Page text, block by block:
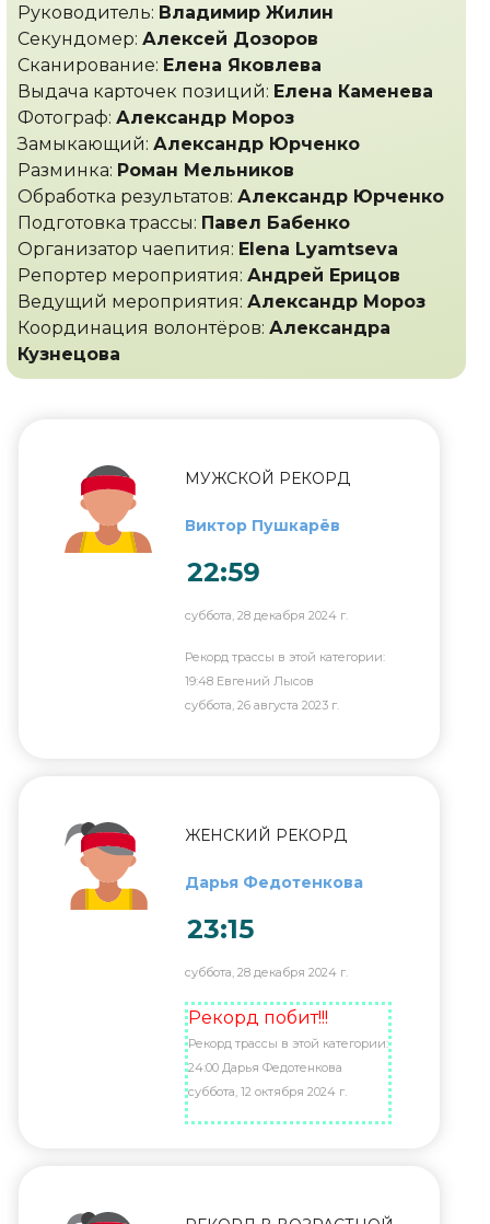
МУЖСКОЙ РЕКОРД
Виктор Пушкарёв
22:59
суббота, 28 декабря 2024 г.
Рекорд трассы в этой категории:
19:48 Евгений Лысов
суббота, 26 августа 2023 г.
ЖЕНСКИЙ РЕКОРД
Дарья Федотенкова
23:15
суббота, 28 декабря 2024 г.
Рекорд побит!!!
Рекорд трассы в этой категории:
24:00 Дарья Федотенкова
суббота, 12 октября 2024 г.
Руководитель: Владимир Жилин
Секундомер: Алексей Дозоров
Сканирование: Елена Яковлева
Выдача карточек позиций: Елена Каменева
Фотограф: Александр Мороз
Замыкающий: Александр Юрченко
Разминка: Роман Мельников
Обработка результатов: Александр Юрченко
Подготовка трассы: Павел Бабенко
Организатор чаепития: Elena Lyamtseva
Репортер мероприятия: Андрей Ерицов
Ведущий мероприятия: Александр Мороз
Координация волонтёров: Александра
Кузнецова